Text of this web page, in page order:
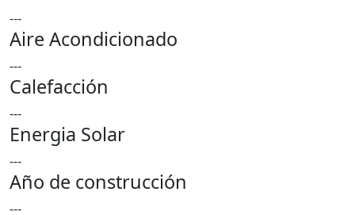
---
Aire Acondicionado
---
Calefacción
---
Energia Solar
---
Año de construcción
---